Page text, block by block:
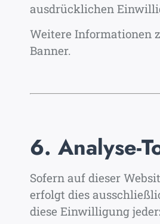
ausdrücklichen
Weitere Informationen
Banner.
6. Analyse-
Sofern auf dieser
erfolgt dies
diese Einwilligung